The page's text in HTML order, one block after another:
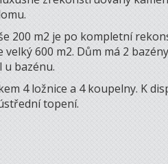
200 m2 je po kompletní
velký 600 m2. Dům má 2
u bazénu.
4 ložnice a 4 koupelny. K
topení.